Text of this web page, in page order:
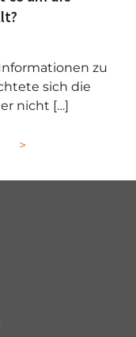
zu
sich die
nicht […]
>